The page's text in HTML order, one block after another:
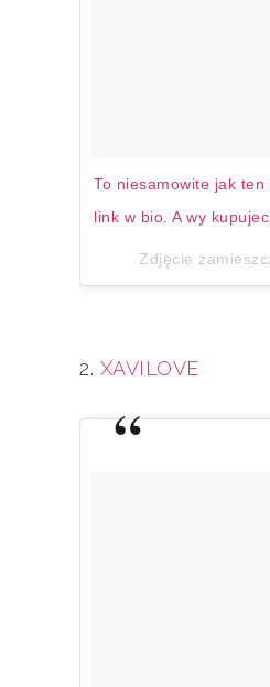
To niesamowite jak
link w bio. A wy
Zdjęcie
2. XAVILOVE